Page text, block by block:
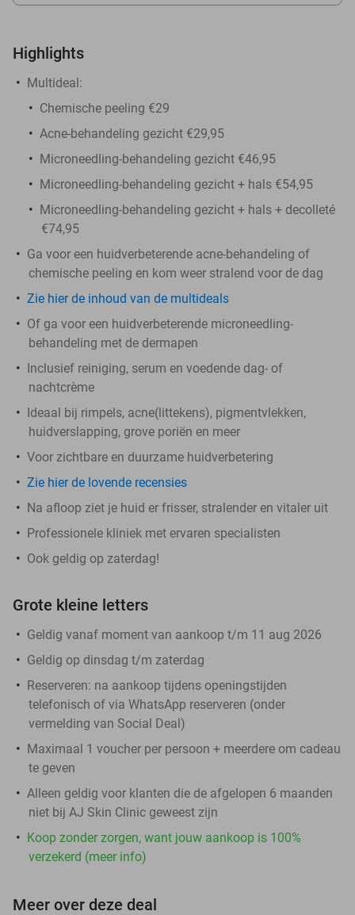
Highlights
Multideal:
Chemische peeling €29
Acne-behandeling gezicht €29,95
Microneedling-behandeling gezicht €46,95
Microneedling-behandeling gezicht + hals €54,95
Microneedling-behandeling gezicht + hals + decolleté
€74,95
Ga voor een huidverbeterende acne-behandeling of
chemische peeling en kom weer stralend voor de dag
Zie hier de inhoud van de multideals
Of ga voor een huidverbeterende microneedling-
behandeling met de dermapen
Inclusief reiniging, serum en voedende dag- of
nachtcrème
Ideaal bij rimpels, acne(littekens), pigmentvlekken,
huidverslapping, grove poriën en meer
Voor zichtbare en duurzame huidverbetering
Zie hier de lovende recensies
Na afloop ziet je huid er frisser, stralender en vitaler uit
Professionele kliniek met ervaren specialisten
Ook geldig op zaterdag!
Grote kleine letters
Geldig vanaf moment van aankoop t/m 11 aug 2026
Geldig op dinsdag t/m zaterdag
Reserveren: na aankoop tijdens openingstijden
telefonisch of via WhatsApp reserveren (onder
vermelding van Social Deal)
Maximaal 1 voucher per persoon + meerdere om cadeau
te geven
Alleen geldig voor klanten die de afgelopen 6 maanden
niet bij AJ Skin Clinic geweest zijn
Koop zonder zorgen, want jouw aankoop is 100%
verzekerd (meer info)
Meer over deze deal